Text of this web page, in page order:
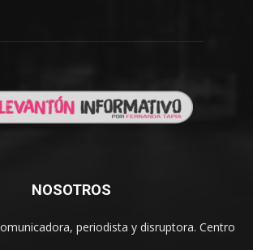
NOSOTROS
periodista y disruptora. Centro